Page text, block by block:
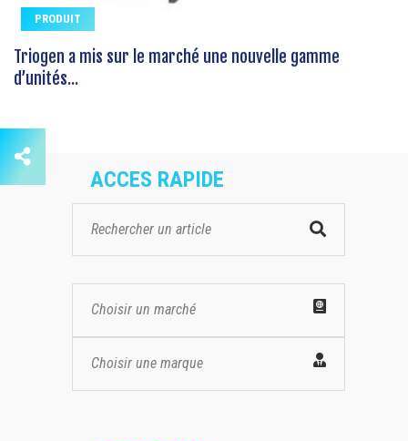
PRODUIT
Triogen a mis sur le marché une nouvelle gamme
d’unités...
ACCES RAPIDE
Choisir un marché
Choisir une marque